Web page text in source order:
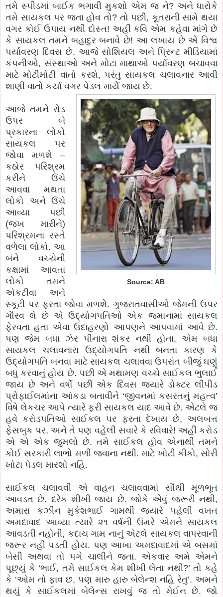
તમે સ્પીડમાં બાઈક ભગાવી મુકશો એમ જ ને? અને ધારોકે
તમે સાયકલ પર જતા હોવ તો? તો પછી, કૂતરાની સામે થયા
વગર કોઈ ઉપાય નથી દોસ્ત! અહીં કવિ એમ કહેવા માંગે છે
કે સાયકલ તમને બહાદુર બનાવે છે! આ લખાય છે એ વિશ્વ
પર્યાવરણ દિવસ છે. આજે સોશિયલ અને પ્રિન્ટ મીડિયામાં
કંપનીઓ, સંસ્થાઓ અને મોટા માથાઓ પર્યાવરણ બચાવવા
માટે મોટીમોટી વાતો કરશે, પરંતુ સાયકલ ચલાવનાર આવી
શાણી વાતો કર્યા વગર પેડલ માર્યે જાય છે.
Source: AB
આજે તમને રોડ
ઉપર બે
પ્રકારના લોકો
સાયકલ પર
જોવા મળશે –
કઠોર પરિશ્રમ
કરીને ઉંચે
આવવા મથતા
લોકો અને ઉંચે
આવ્યા પછી
(જખ મારીને)
પરિશ્રમના રસ્તે
વળેલા લોકો. આ
બંને વચ્ચેની
કક્ષામાં આવતા
લોકો તમને
એકટીવા અને
સ્કૂટી પર ફરતા જોવા મળશે. ગુજરાતવાસીઓ જેમની ઉપર
ગૌરવ લે છે એ ઉદ્યોગપતિઓ એક જમાનામાં સાયકલ
ફેરવતા હતા એવા ઉદાહરણો આપણને આપવામાં આવે છે.
પણ જેમ બધા ઝેર પીનારા શંકર નથી હોતા, એમ બધા
સાયકલ ચલાવનારા ઉદ્યોગપતિ નથી બનતા કારણ કે
ઉદ્યોગપતિ બનવા માટે સાયકલ ચલાવવા ઉપરાંત બીજું ઘણું
બધુ કરવાનું હોય છે. પછી એ મથામણ વચ્ચે સાઈકલ ભુલાઈ
જાય છે અને વર્ષો પછી એક દિવસ જયારે ડોક્ટર લીપીડ
પ્રોફાઈલમાંના આંકડા બતાવીને ‘જીવનમાં કસરતનું મહત્વ’
વિષે લેકચર આપે ત્યારે ફરી સાયકલ યાદ આવે છે. એટલે જ
હવે કરોડપતિઓ સાઈકલ પર ફરતા દેખાય છે, અલબત્ત
ફેસબુક પર, અને તે પણ વહેલી સવારે કે રવિવારે! અહીં કરોડ
એ એ એક જુમલો છે. તમે સાઈકલ હોવ એનાથી તમને
કોઈ સરકારી લાભો મળી જવાના નથી. માટે ખોટી કીકો, સોરી
ખોટા પેડલ મારશો નહિ.
સાઈકલ ચલાવવી એ વાહન ચલાવવામાં સૌથી મૂળભૂત
આવડત છે. દરેક શીખી જાય છે. જોકે એવું જરૂરી નથી,
અમારા કઝીન મુકેશભાઈ ગામથી જયારે પહેલી વખત
અમદાવાદ આવ્યા ત્યારે ૨૧ વર્ષની ઉંમરે એમને સાયકલ
આવડતી નહોતી, કદાચ ગામ નાનું એટલે સાયકલ વાપરવાની
જરૂર નહીં પડતી હોય. પણ આખા અમદાવાદમાં એ બસમાં
બેસી અથવા તો પગે ચાલીને જતા. એકવાર અમે એમને
પૂછ્યું કે ‘ભાઈ, તમે સાઈકલ કેમ શીખી લેતા નથી?’ તો કહે
કે ‘ઓમ તો ફાવ છ, પણ મારુ હારુ બેલેન્શ નહિ રેતુ’. અમને
થયું કે સાઈકલમાં બેલેન્સ રાખવું જ તો મેઈન છે. જો